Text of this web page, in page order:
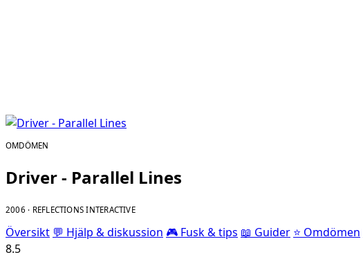
OMDÖMEN
Driver - Parallel Lines
2006 · REFLECTIONS INTERACTIVE
Översikt 💬 Hjälp & diskussion 🎮 Fusk & tips 📖 Guider ⭐ Omdömen
8.5